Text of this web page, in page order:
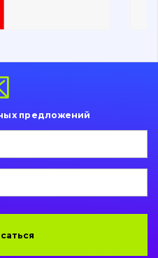
предложений